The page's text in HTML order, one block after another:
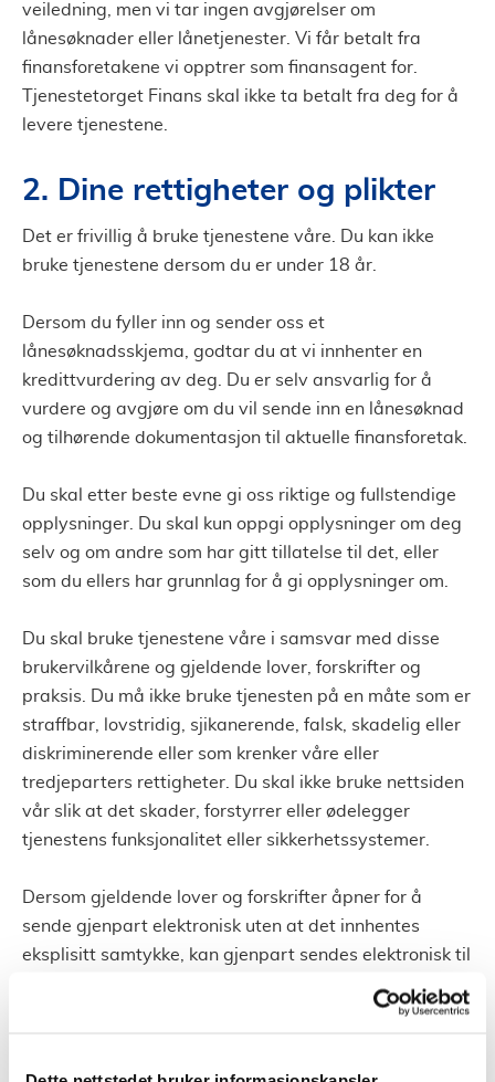
veiledning, men vi tar ingen avgjørelser om
lånesøknader eller lånetjenester. Vi får betalt fra
finansforetakene vi opptrer som finansagent for.
Tjenestetorget Finans skal ikke ta betalt fra deg for å
levere tjenestene.
2. Dine rettigheter og plikter
Det er frivillig å bruke tjenestene våre. Du kan ikke
bruke tjenestene dersom du er under 18 år.
Dersom du fyller inn og sender oss et
lånesøknadsskjema, godtar du at vi innhenter en
kredittvurdering av deg. Du er selv ansvarlig for å
vurdere og avgjøre om du vil sende inn en lånesøknad
og tilhørende dokumentasjon til aktuelle finansforetak.
Du skal etter beste evne gi oss riktige og fullstendige
opplysninger. Du skal kun oppgi opplysninger om deg
selv og om andre som har gitt tillatelse til det, eller
som du ellers har grunnlag for å gi opplysninger om.
Du skal bruke tjenestene våre i samsvar med disse
brukervilkårene og gjeldende lover, forskrifter og
praksis. Du må ikke bruke tjenesten på en måte som er
straffbar, lovstridig, sjikanerende, falsk, skadelig eller
diskriminerende eller som krenker våre eller
tredjeparters rettigheter. Du skal ikke bruke nettsiden
vår slik at det skader, forstyrrer eller ødelegger
tjenestens funksjonalitet eller sikkerhetssystemer.
Dersom gjeldende lover og forskrifter åpner for å
sende gjenpart elektronisk uten at det innhentes
eksplisitt samtykke, kan gjenpart sendes elektronisk til